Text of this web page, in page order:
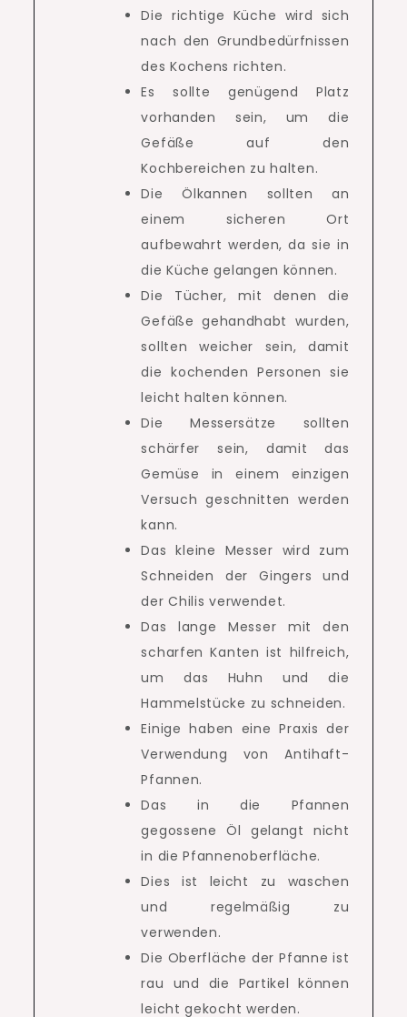
Die richtige Küche wird sich
nach den Grundbedürfnissen
des Kochens richten.
Es sollte genügend Platz
vorhanden sein, um die
Gefäße auf den
Kochbereichen zu halten.
Die Ölkannen sollten an
einem sicheren Ort
aufbewahrt werden, da sie in
die Küche gelangen können.
Die Tücher, mit denen die
Gefäße gehandhabt wurden,
sollten weicher sein, damit
die kochenden Personen sie
leicht halten können.
Die Messersätze sollten
schärfer sein, damit das
Gemüse in einem einzigen
Versuch geschnitten werden
kann.
Das kleine Messer wird zum
Schneiden der Gingers und
der Chilis verwendet.
Das lange Messer mit den
scharfen Kanten ist hilfreich,
um das Huhn und die
Hammelstücke zu schneiden.
Einige haben eine Praxis der
Verwendung von Antihaft-
Pfannen.
Das in die Pfannen
gegossene Öl gelangt nicht
in die Pfannenoberfläche.
Dies ist leicht zu waschen
und regelmäßig zu
verwenden.
Die Oberfläche der Pfanne ist
rau und die Partikel können
leicht gekocht werden.